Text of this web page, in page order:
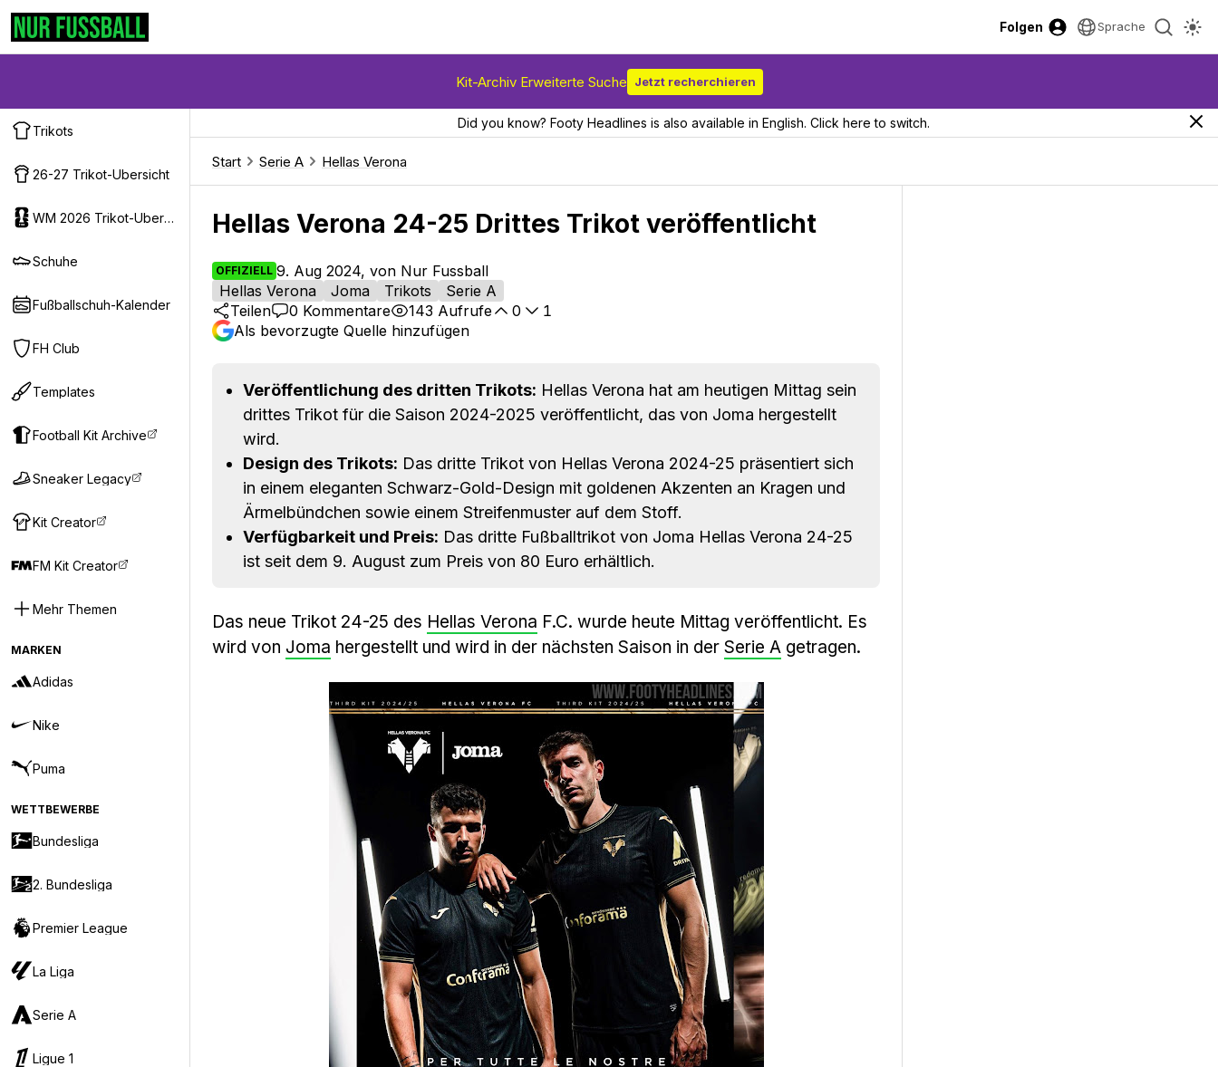
Folgen Sprache
Kit-Archiv Erweiterte Suche Jetzt recherchieren
Trikots
26-27 Trikot-Ubersicht
WM 2026 Trikot-Ubersicht
Schuhe
Fußballschuh-Kalender
FH Club
Templates
Football Kit Archive
Sneaker Legacy
Kit Creator
FM Kit Creator
Mehr Themen
MARKEN
Adidas
Nike
Puma
WETTBEWERBE
Bundesliga
2. Bundesliga
Premier League
La Liga
Serie A
Ligue 1
Did you know? Footy Headlines is also available in English. Click here to switch.
Start Serie A Hellas Verona
Hellas Verona 24-25 Drittes Trikot veröffentlicht
OFFIZIELL 9. Aug 2024, von Nur Fussball
Hellas Verona
Joma Trikots
Serie A
Teilen
0 Kommentare 143 Aufrufe 0
1
Als bevorzugte Quelle hinzufügen
Veröffentlichung des dritten Trikots: Hellas Verona hat am heutigen Mittag sein
drittes Trikot für die Saison 2024-2025 veröffentlicht, das von Joma hergestellt
wird.
Design des Trikots: Das dritte Trikot von Hellas Verona 2024-25 präsentiert sich
in einem eleganten Schwarz-Gold-Design mit goldenen Akzenten an Kragen und
Ärmelbündchen sowie einem Streifenmuster auf dem Stoff.
Verfügbarkeit und Preis: Das dritte Fußballtrikot von Joma Hellas Verona 24-25
ist seit dem 9. August zum Preis von 80 Euro erhältlich.
Das neue Trikot 24-25 des Hellas Verona F.C. wurde heute Mittag veröffentlicht. Es
wird von Joma hergestellt und wird in der nächsten Saison in der Serie A getragen.